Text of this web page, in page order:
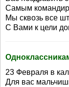
Самым
Мы сквозь все
С Вами к цели
23 Февраля в
Для вас